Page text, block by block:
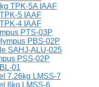
TPK-5A IAAF
5 IAAF
4 IAAF
PTS-03P
PBS-02P
SAHJ-ALU-025
PSS-02P
01
7.26kg LMSS-7
6kg LMSS-6